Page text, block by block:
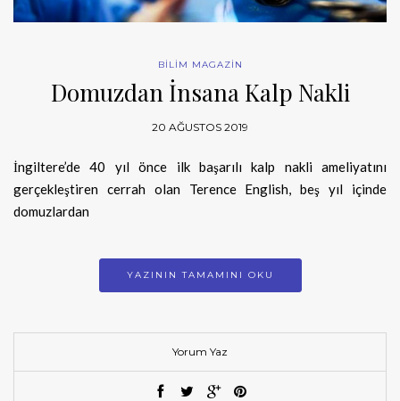
BİLİM MAGAZİN
Domuzdan İnsana Kalp Nakli
20 AĞUSTOS 2019
İngiltere’de 40 yıl önce ilk başarılı kalp nakli ameliyatını
gerçekleştiren cerrah olan Terence English, beş yıl içinde
domuzlardan
YAZININ TAMAMINI OKU
Yorum Yaz